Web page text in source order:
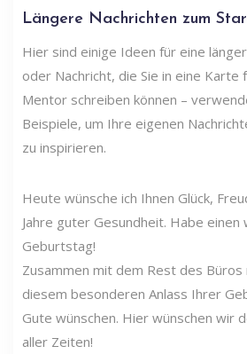
Längere Nachrichten zum
Hier sind einige Ideen für eine
oder Nachricht, die Sie in eine Karte
Mentor schreiben können –
Beispiele, um Ihre eigenen
zu inspirieren.
Heute wünsche ich Ihnen Glück,
Jahre guter Gesundheit. Habe einen
Geburtstag!
Zusammen mit dem Rest des Büros
diesem besonderen Anlass Ihrer
Gute wünschen. Hier wünschen wir
aller Zeiten!